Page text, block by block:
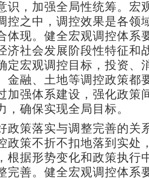
识，加强全局性统筹。宏
控之中，调控效果是各领
体现。健全宏观调控体系
济社会发展阶段性特征和
定宏观调控目标，投资、
金融、土地等调控政策都
加强体系建设，强化政策
，确保实现全局目标。
策落实与调整完善的关
政策不折不扣地落到实处
根据形势变化和政策执行
完善。健全宏观调控体系